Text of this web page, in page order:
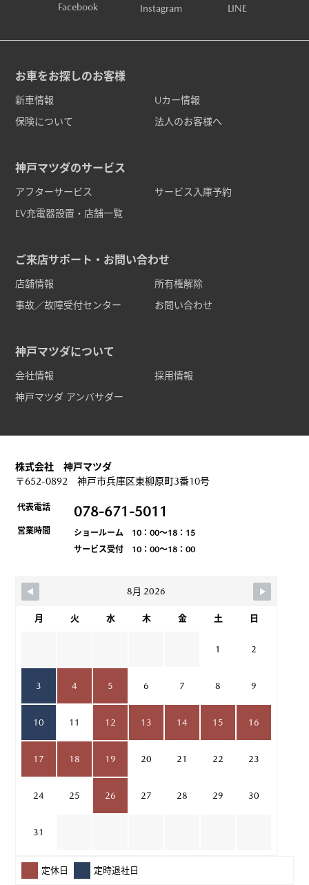
Facebook Instagram LINE
お車をお探しのお客様
新車情報
Uカー情報
保険について
法人のお客様へ
神戸マツダのサービス
アフターサービス
サービス入庫予約
EV充電器設置・店舗一覧
ご来店サポート・お問い合わせ
店舗情報
所有権解除
事故／故障受付センター
お問い合わせ
神戸マツダについて
会社情報
採用情報
神戸マツダ アンバサダー
株式会社 神戸マツダ
〒652-0892 神戸市兵庫区東柳原町3番10号
代表電話 078-671-5011
営業時間
ショールーム 10：00～18：15
サービス受付 10：00～18：00
8月 2026
月 火 水 木 金 土 日
1 2
3 4 5 6 7 8 9
10 11 12 13 14 15 16
17 18 19 20 21 22 23
24 25 26 27 28 29 30
31
定休日 定時退社日